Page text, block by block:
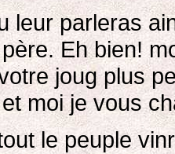
leur parleras
Eh bien!
joug plus
moi je vous
le peuple